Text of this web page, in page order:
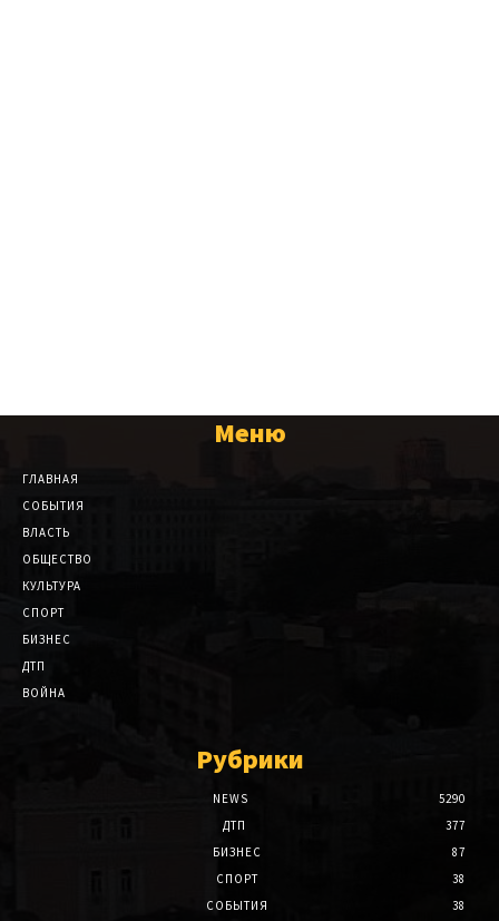
Меню
ГЛАВНАЯ
СОБЫТИЯ
ВЛАСТЬ
ОБЩЕСТВО
КУЛЬТУРА
СПОРТ
БИЗНЕС
ДТП
ВОЙНА
Рубрики
NEWS
5290
ДТП
377
БИЗНЕС
87
СПОРТ
38
СОБЫТИЯ
38